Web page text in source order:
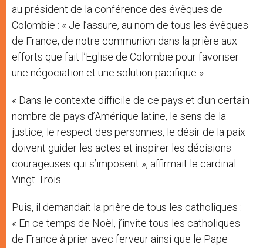
au président de la conférence des évêques de
Colombie : « Je l’assure, au nom de tous les évêques
de France, de notre communion dans la prière aux
efforts que fait l’Eglise de Colombie pour favoriser
une négociation et une solution pacifique ».
« Dans le contexte difficile de ce pays et d’un certain
nombre de pays d’Amérique latine, le sens de la
justice, le respect des personnes, le désir de la paix
doivent guider les actes et inspirer les décisions
courageuses qui s’imposent », affirmait le cardinal
Vingt-Trois.
Puis, il demandait la prière de tous les catholiques :
« En ce temps de Noël, j’invite tous les catholiques
de France à prier avec ferveur ainsi que le Pape